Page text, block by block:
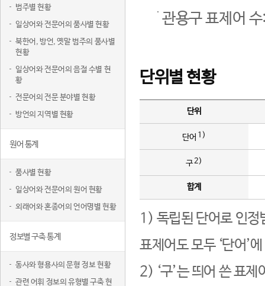
범주별 현황
일상어와 전문어의 품사별 현황
북한어, 방언, 옛말 범주의 품사별
현황
일상어와 전문어의 음절 수별 현
황
전문어의 전문 분야별 현황
방언의 지역별 현황
원어 통계
품사별 현황
일상어와 전문어의 원어 현황
외래어와 혼종어의 언어명별 현황
정보별 구축 통계
동사와 형용사의 문형 정보 현황
관련 어휘 정보의 유형별 구축 현
관용구 표제어
단위별 현황
단위
단어 1)
구2)
합계
1) 독립된 단어로 인정
표제어도 모두 ‘단어’
2) ‘구’는 띄어 쓴 표